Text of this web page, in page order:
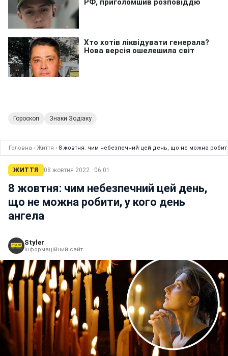
Гороскоп Знаки Зодіаку
Головна › Життя › 8 жовтня: чим небезпечний цей день, що не можна
ЖИТТЯ 08 жовтня 2022 · 06:01
8 жовтня: чим небезпечний цей день,
що не можна робити, у кого день
ангела
Styler
інформаційний сайт